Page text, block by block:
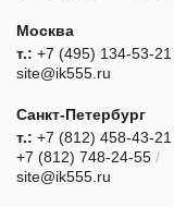
Москва
т.: +7 (495) 134-53-21
site@ik555.ru
Санкт-Петербург
т.: +7 (812) 458-43-21
+7 (812) 748-24-55 /
site@ik555.ru